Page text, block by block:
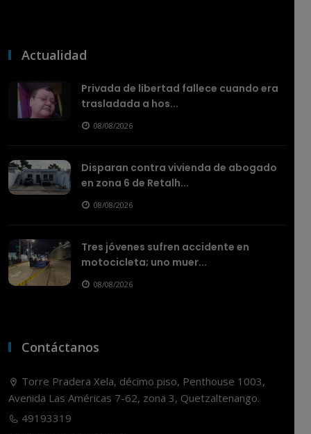
Actualidad
Privada de libertad fallece cuando era
trasladada a hos...
08/08/2026
Disparan contra vivienda de abogado
en zona 6 de Retalh...
08/08/2026
Tres jóvenes sufren accidente en
motocicleta; uno muer...
08/08/2026
Contáctanos
Torre Pradera Xela, décimo piso, Penthouse 1003,
Avenida Las Américas 7-62, zona 3, Quetzaltenango.
49193319